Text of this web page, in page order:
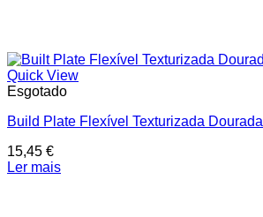
Quick View
Esgotado
Build Plate Flexível Texturizada Dourada
15,45 €
Ler mais